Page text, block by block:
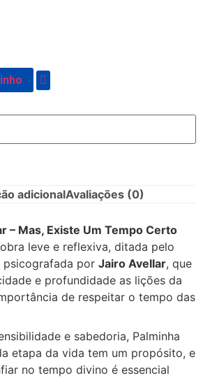
adicionalAvaliações (0)
– Mas, Existe Um Tempo Certo
leve e reflexiva, ditada pelo
psicografada por Jairo Avellar, que
e profundidade as lições da
de respeitar o tempo das
e sabedoria, Palminha
etapa da vida tem um propósito, e
no tempo divino é essencial